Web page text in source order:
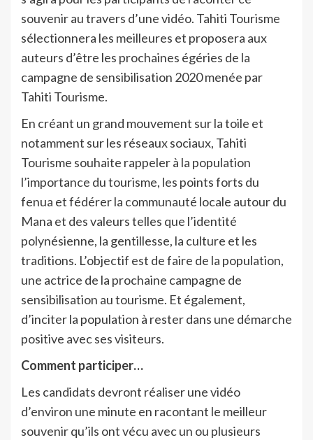
souvenir au travers d’une vidéo. Tahiti Tourisme
sélectionnera les meilleures et proposera aux
auteurs d’être les prochaines égéries de la
campagne de sensibilisation 2020 menée par
Tahiti Tourisme.
En créant un grand mouvement sur la toile et
notamment sur les réseaux sociaux, Tahiti
Tourisme souhaite rappeler à la population
l’importance du tourisme, les points forts du
fenua et fédérer la communauté locale autour du
Mana et des valeurs telles que l’identité
polynésienne, la gentillesse, la culture et les
traditions. L’objectif est de faire de la population,
une actrice de la prochaine campagne de
sensibilisation au tourisme. Et également,
d’inciter la population à rester dans une démarche
positive avec ses visiteurs.
Comment participer…
Les candidats devront réaliser une vidéo
d’environ une minute en racontant le meilleur
souvenir qu’ils ont vécu avec un ou plusieurs